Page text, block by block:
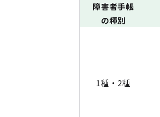
障害者手帳
の種別
1種・2種